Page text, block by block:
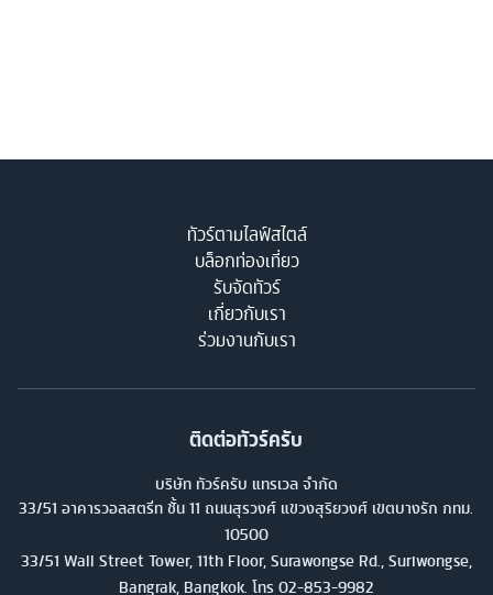
ทัวร์ตามไลฟ์สไตล์
บล็อกท่องเที่ยว
รับจัดทัวร์
เกี่ยวกับเรา
ร่วมงานกับเรา
ติดต่อทัวร์ครับ
บริษัท ทัวร์ครับ แทรเวล จำกัด
33/51 อาคารวอลสตรีท ชั้น 11 ถนนสุรวงศ์ แขวงสุริยวงศ์ เขตบางรัก กทม.
10500
33/51 Wall Street Tower, 11th Floor, Surawongse Rd., Suriwongse,
Bangrak, Bangkok. โทร 02-853-9982